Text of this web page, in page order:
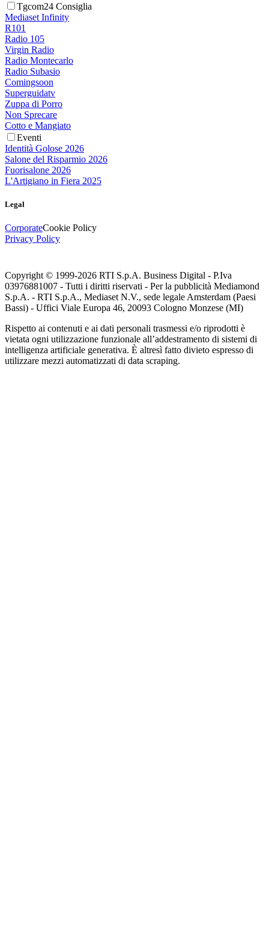
Tgcom24 Consiglia
Mediaset Infinity
R101
Radio 105
Virgin Radio
Radio Montecarlo
Radio Subasio
Comingsoon
Superguidatv
Zuppa di Porro
Non Sprecare
Cotto e Mangiato
Eventi
Identità Golose 2026
Salone del Risparmio 2026
Fuorisalone 2026
L'Artigiano in Fiera 2025
Legal
CorporateCookie Policy
Privacy Policy
Copyright © 1999-2026 RTI S.p.A. Business Digital - P.Iva
03976881007 - Tutti i diritti riservati - Per la pubblicità Mediamond
S.p.A. - RTI S.p.A., Mediaset N.V., sede legale Amsterdam (Paesi
Bassi) - Uffici Viale Europa 46, 20093 Cologno Monzese (MI)
Rispetto ai contenuti e ai dati personali trasmessi e/o riprodotti è
vietata ogni utilizzazione funzionale all’addestramento di sistemi di
intelligenza artificiale generativa. È altresì fatto divieto espresso di
utilizzare mezzi automatizzati di data scraping.